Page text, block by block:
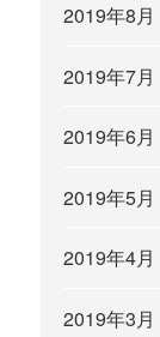
2019年8月
2019年7月
2019年6月
2019年5月
2019年4月
2019年3月